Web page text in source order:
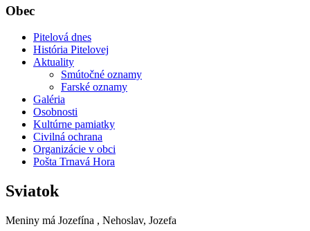
Obec
Pitelová dnes
História Pitelovej
Aktuality
Smútočné oznamy
Farské oznamy
Galéria
Osobnosti
Kultúrne pamiatky
Civilná ochrana
Organizácie v obci
Pošta Trnavá Hora
Sviatok
Meniny má Jozefína , Nehoslav, Jozefa